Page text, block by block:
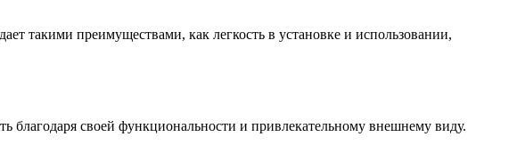
такими преимуществами, как легкость в установке и использовании,
благодаря своей функциональности и привлекательному внешнему виду.